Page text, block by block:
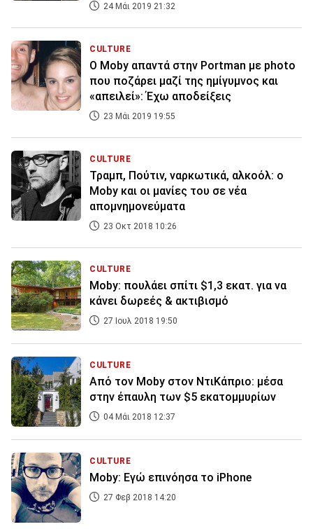
24 Μάι 2019 21:32
CULTURE
Ο Moby απαντά στην Portman με photo
που ποζάρει μαζί της ημίγυμνος και
«απειλεί»: Έχω αποδείξεις
23 Μάι 2019 19:55
CULTURE
Τραμπ, Πούτιν, ναρκωτικά, αλκοόλ: ο
Moby και οι μανίες του σε νέα
απομνημονεύματα
23 Οκτ 2018 10:26
CULTURE
Moby: πουλάει σπίτι $1,3 εκατ. για να
κάνει δωρεές & ακτιβισμό
27 Ιουλ 2018 19:50
CULTURE
Από τον Moby στον ΝτιΚάπριο: μέσα
στην έπαυλη των $5 εκατομμυρίων
04 Μάι 2018 12:37
CULTURE
Moby: Εγώ επινόησα το iPhone
27 Φεβ 2018 14:20